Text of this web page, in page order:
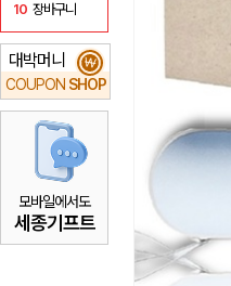
10 장바구니
대박머니
COUPON SHOP
₩
모바일에서도
세종기프트